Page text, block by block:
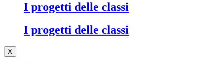
I progetti delle classi
I progetti delle classi
X